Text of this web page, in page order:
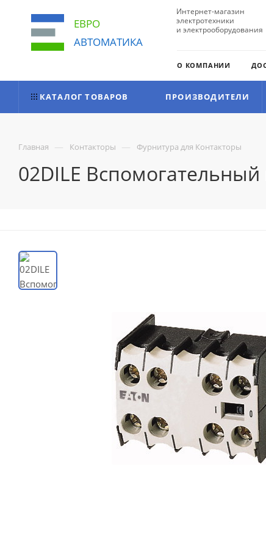
ЕВРО
АВТОМАТИКА
Интернет-магазин
электротехники
и электрооборудования
О КОМПАНИИ
КАТАЛОГ ТОВАРОВ ПРОИЗВОДИТЕЛИ
Главная — Контакторы — Фурнитура для Контакторы
02DILE Вспомогательный